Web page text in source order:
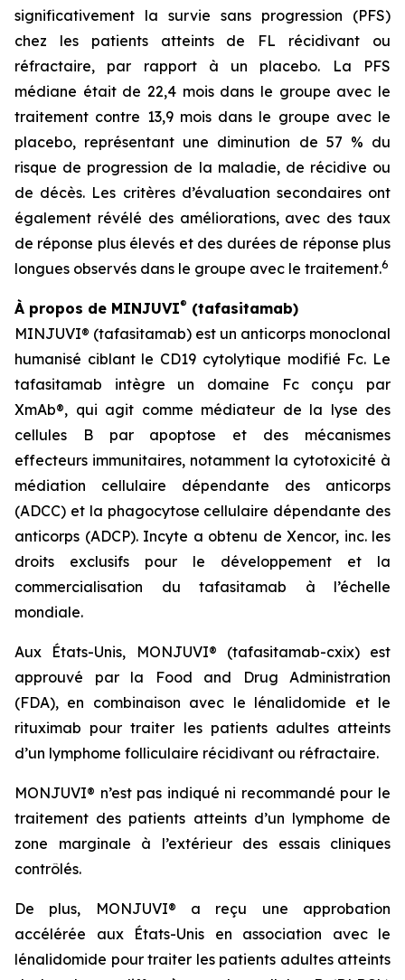
significativement la survie sans progression (PFS)
chez les patients atteints de FL récidivant ou
réfractaire, par rapport à un placebo. La PFS
médiane était de 22,4 mois dans le groupe avec le
traitement contre 13,9 mois dans le groupe avec le
placebo, représentant une diminution de 57 % du
risque de progression de la maladie, de récidive ou
de décès. Les critères d’évaluation secondaires ont
également révélé des améliorations, avec des taux
de réponse plus élevés et des durées de réponse plus
longues observés dans le groupe avec le traitement.6
À propos de MINJUVI® (tafasitamab)
MINJUVI® (tafasitamab) est un anticorps monoclonal
humanisé ciblant le CD19 cytolytique modifié Fc. Le
tafasitamab intègre un domaine Fc conçu par
XmAb®, qui agit comme médiateur de la lyse des
cellules B par apoptose et des mécanismes
effecteurs immunitaires, notamment la cytotoxicité à
médiation cellulaire dépendante des anticorps
(ADCC) et la phagocytose cellulaire dépendante des
anticorps (ADCP). Incyte a obtenu de Xencor, inc. les
droits exclusifs pour le développement et la
commercialisation du tafasitamab à l’échelle
mondiale.
Aux États-Unis, MONJUVI® (tafasitamab-cxix) est
approuvé par la Food and Drug Administration
(FDA), en combinaison avec le lénalidomide et le
rituximab pour traiter les patients adultes atteints
d’un lymphome folliculaire récidivant ou réfractaire.
MONJUVI® n’est pas indiqué ni recommandé pour le
traitement des patients atteints d’un lymphome de
zone marginale à l’extérieur des essais cliniques
contrôlés.
De plus, MONJUVI® a reçu une approbation
accélérée aux États-Unis en association avec le
lénalidomide pour traiter les patients adultes atteints